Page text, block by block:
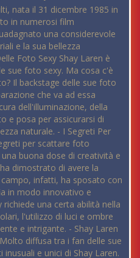
nata il 31 dicembre 1985 in
in numerosi film
una considerevole
e la sua bellezza
Foto Sexy Shay Laren è
sue foto sexy. Ma cosa c'è
Il backstage delle sue foto
che va ad essa
dell'illuminazione, della
e posa per assicurarsi di
naturale. - I Segreti Per
per scattare foto
buona dose di creatività e
dimostrato di avere la
infatti, ha sposato con
in modo innovativo e
una certa abilità nella
l'utilizzo di luci e ombre
e intrigante. - Shay Laren
diffusa tra i fan delle sue
e unici di Shay Laren.